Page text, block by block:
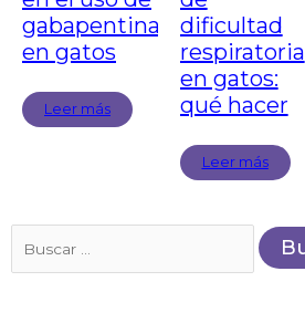
gabapentina
en gatos
Leer más
dificultad
respiratoria
en gatos:
qué hacer
Leer más
por: